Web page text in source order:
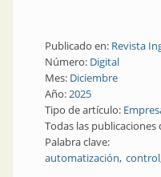
Publicado en: Revista
Número: Digital
Mes: Diciembre
Año:2025
Tipo de artículo:
Todas las publicaciones
Palabra clave:
automatización control